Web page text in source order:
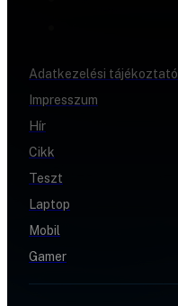
Adatkezelési tájékoztató
Impresszum
Hír
Cikk
Teszt
Laptop
Mobil
Gamer